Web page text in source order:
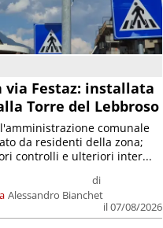
via Festaz: installata
Torre del Lebbroso
di
Alessandro Bianchet
il 07/08/2026
comunale
da residenti della zona;
controlli e ulteriori inter...